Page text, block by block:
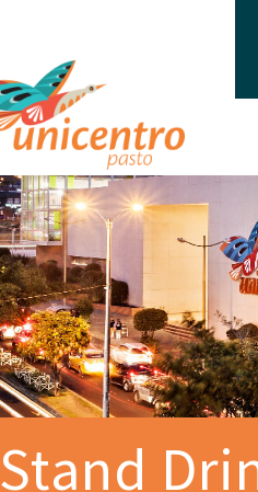
Stand